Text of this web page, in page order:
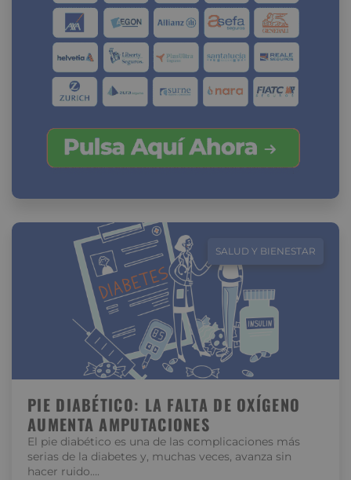
SALUD Y BIENESTAR
PIE DIABÉTICO: LA FALTA DE OXÍGENO
AUMENTA AMPUTACIONES
El pie diabético es una de las complicaciones más
serias de la diabetes y, muchas veces, avanza sin
hacer ruido….